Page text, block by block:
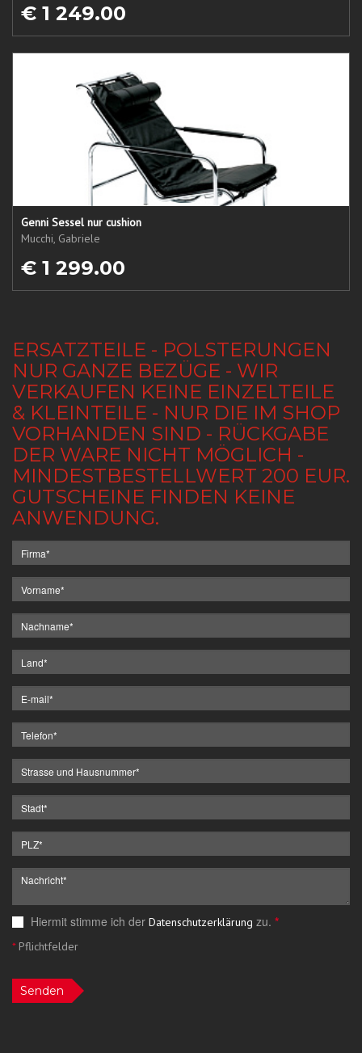
€ 1 249.00
Genni Sessel nur cushion
Mucchi, Gabriele
€ 1 299.00
ERSATZTEILE - POLSTERUNGEN
NUR GANZE BEZÜGE - WIR
VERKAUFEN KEINE EINZELTEILE
& KLEINTEILE - NUR DIE IM SHOP
VORHANDEN SIND - RÜCKGABE
DER WARE NICHT MÖGLICH -
MINDESTBESTELLWERT 200 EUR.
GUTSCHEINE FINDEN KEINE
ANWENDUNG.
Hiermit stimme ich der Datenschutzerklärung zu. *
*Pflichtfelder
Senden